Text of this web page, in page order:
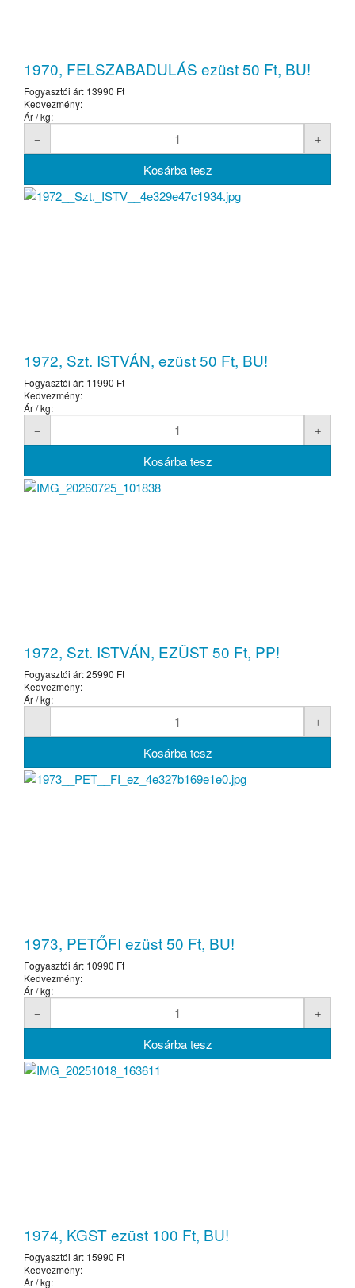
1970, FELSZABADULÁS ezüst 50 Ft, BU!
Fogyasztói ár: 13990 Ft
Kedvezmény:
Ár / kg:
1972, Szt. ISTVÁN, ezüst 50 Ft, BU!
Fogyasztói ár: 11990 Ft
Kedvezmény:
Ár / kg:
1972, Szt. ISTVÁN, EZÜST 50 Ft, PP!
Fogyasztói ár:25990 Ft
Kedvezmény:
Ár / kg:
1973, PETŐFI ezüst 50 Ft, BU!
Fogyasztói ár: 10990 Ft
Kedvezmény:
Ár / kg:
1974, KGST ezüst 100 Ft, BU!
Fogyasztói ár: 15990 Ft
Kedvezmény:
Ár / kg: